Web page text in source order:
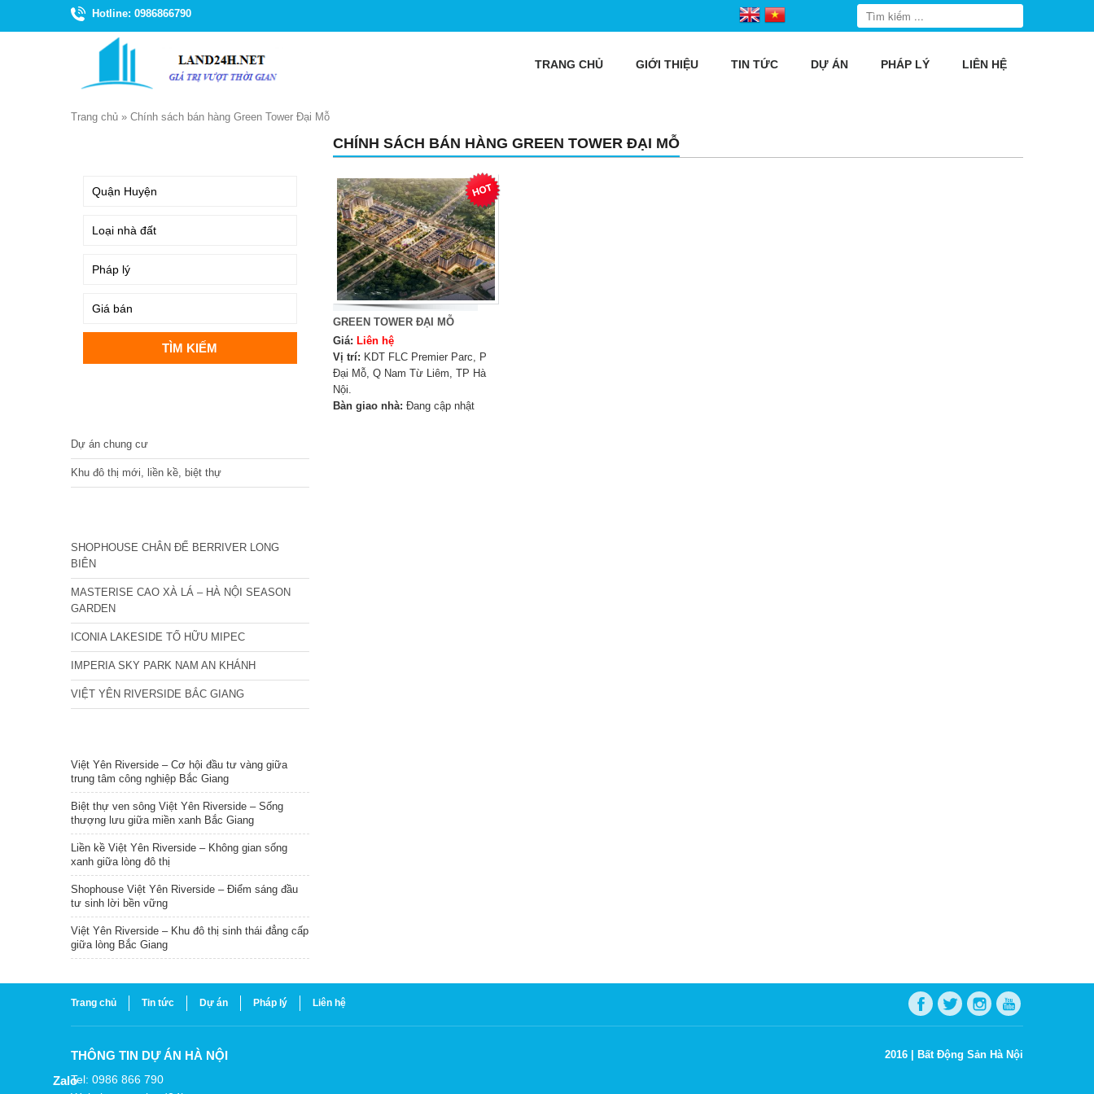
Hotline: 0986866790
TRANG CHỦ GIỚI THIỆU TIN TỨC DỰ ÁN PHÁP LÝ LIÊN HỆ
Trang chủ » Chính sách bán hàng Green Tower Đại Mỗ
CHÍNH SÁCH BÁN HÀNG GREEN TOWER ĐẠI MỖ
GREEN TOWER ĐẠI MỖ
Giá: Liên hệ
Vị trí: KDT FLC Premier Parc, P
Đại Mỗ, Q Nam Từ Liêm, TP Hà
Nội.
Bàn giao nhà: Đang cập nhật
Dự án chung cư
Khu đô thị mới, liền kề, biệt thự
SHOPHOUSE CHÂN ĐẾ BERRIVER LONG
BIÊN
MASTERISE CAO XÀ LÁ – HÀ NỘI SEASON
GARDEN
ICONIA LAKESIDE TỐ HỮU MIPEC
IMPERIA SKY PARK NAM AN KHÁNH
VIỆT YÊN RIVERSIDE BẮC GIANG
Việt Yên Riverside – Cơ hội đầu tư vàng giữa
trung tâm công nghiệp Bắc Giang
Biệt thự ven sông Việt Yên Riverside – Sống
thượng lưu giữa miền xanh Bắc Giang
Liền kề Việt Yên Riverside – Không gian sống
xanh giữa lòng đô thị
Shophouse Việt Yên Riverside – Điểm sáng đầu
tư sinh lời bền vững
Việt Yên Riverside – Khu đô thị sinh thái đẳng cấp
giữa lòng Bắc Giang
Trang chủ Tin tức Dự án Pháp lý Liên hệ
THÔNG TIN DỰ ÁN HÀ NỘI
Tel: 0986 866 790
2016 | Bất Động Sản Hà Nội
Zalo